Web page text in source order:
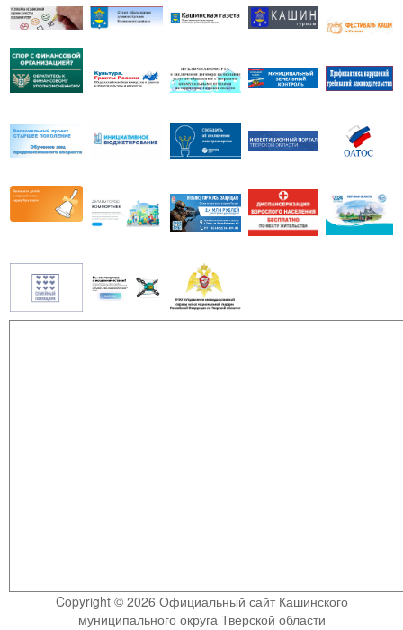
Copyright © 2026 Официальный сайт Кашинского
муниципального округа Тверской области